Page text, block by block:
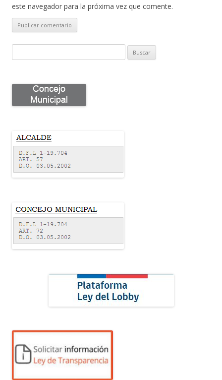
este navegador para la próxima vez que comente.
u
c
r
r